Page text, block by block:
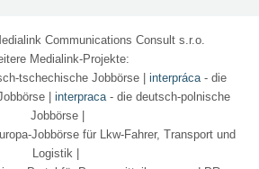
Communications Consult s.r.o.
Medialink-Projekte:
tschechische Jobbörse| interpráca- die
| interpraca- die deutsch-polnische
Jobbörse |
Jobbörse für Lkw-Fahrer, Transport und
Logistik |